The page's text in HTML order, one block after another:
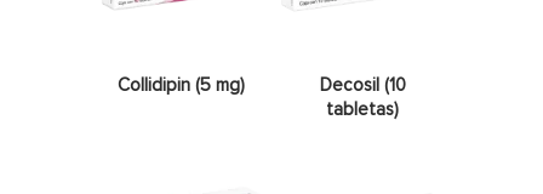
Collidipin (5 mg)
Decosil (10
tabletas)